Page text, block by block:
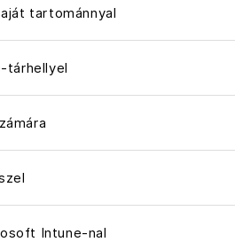
tartománnyal
tárhellyel
Intune-nal